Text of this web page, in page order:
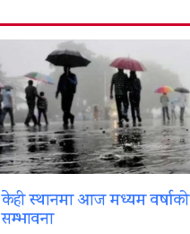
केही स्थानमा आज मध्यम वर्षाको
सम्भावना